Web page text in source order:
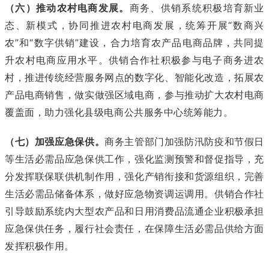
（六）推动农村电商发展。 商务、供销系统积极培育新业
态、新模式，协同推进农村电商发展，统筹开展“数商兴
农”和“数字供销”建设，合力培育农产品电商品牌，共同提
升农村电商应用水平。供销合作社积极参与电子商务进农
村，推进传统经营服务网点的数字化、智能化改造，拓展农
产品电商销售，做实做强区域电商，参与推动扩大农村电商
覆盖面，助力强化县级电商公共服务中心统筹能力。
（七）加强应急保供。商务主管部门加强防汛防疫和节假日
等生活必需品应急保供工作，强化监测预警和督促指导，充
分发挥联保联供机制作用，强化产销衔接和货源组织，完善
生活必需品储备体系，做好应急物资调运调用。供销合作社
引导鼓励系统内大型农产品和日用消费品流通企业积极承担
应急保供任务，履行社会责任，在保障生活必需品供给方面
发挥积极作用。